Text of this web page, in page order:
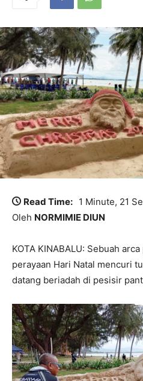
Read Time: 1 Minute, 21
Oleh NORMIMIE DIUN
KOTA KINABALU: Sebuah
perayaan Hari Natal mencuri
datang beriadah di pesisir